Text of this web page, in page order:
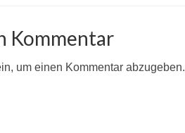
Kommentar
um einen Kommentar abzugeben.